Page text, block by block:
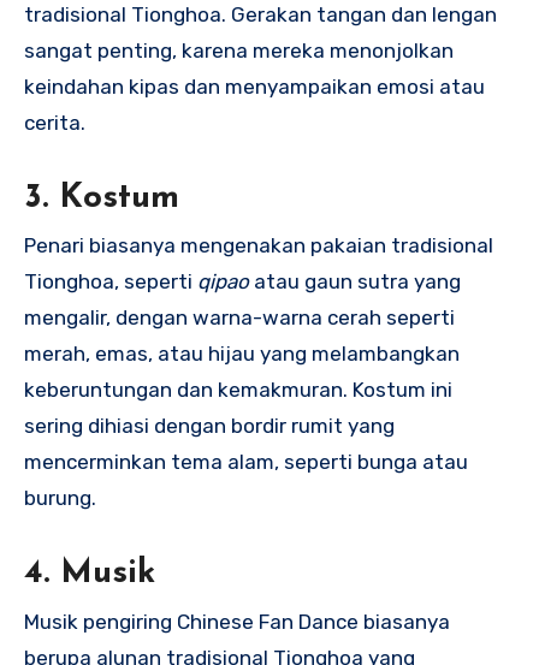
tradisional Tionghoa. Gerakan tangan dan lengan
sangat penting, karena mereka menonjolkan
keindahan kipas dan menyampaikan emosi atau
cerita.
3. Kostum
Penari biasanya mengenakan pakaian tradisional
Tionghoa, seperti qipaoatau gaun sutra yang
mengalir, dengan warna-warna cerah seperti
merah, emas, atau hijau yang melambangkan
keberuntungan dan kemakmuran. Kostum ini
sering dihiasi dengan bordir rumit yang
mencerminkan tema alam, seperti bunga atau
burung.
4. Musik
Musik pengiring Chinese Fan Dance biasanya
berupa alunan tradisional Tionghoa yang